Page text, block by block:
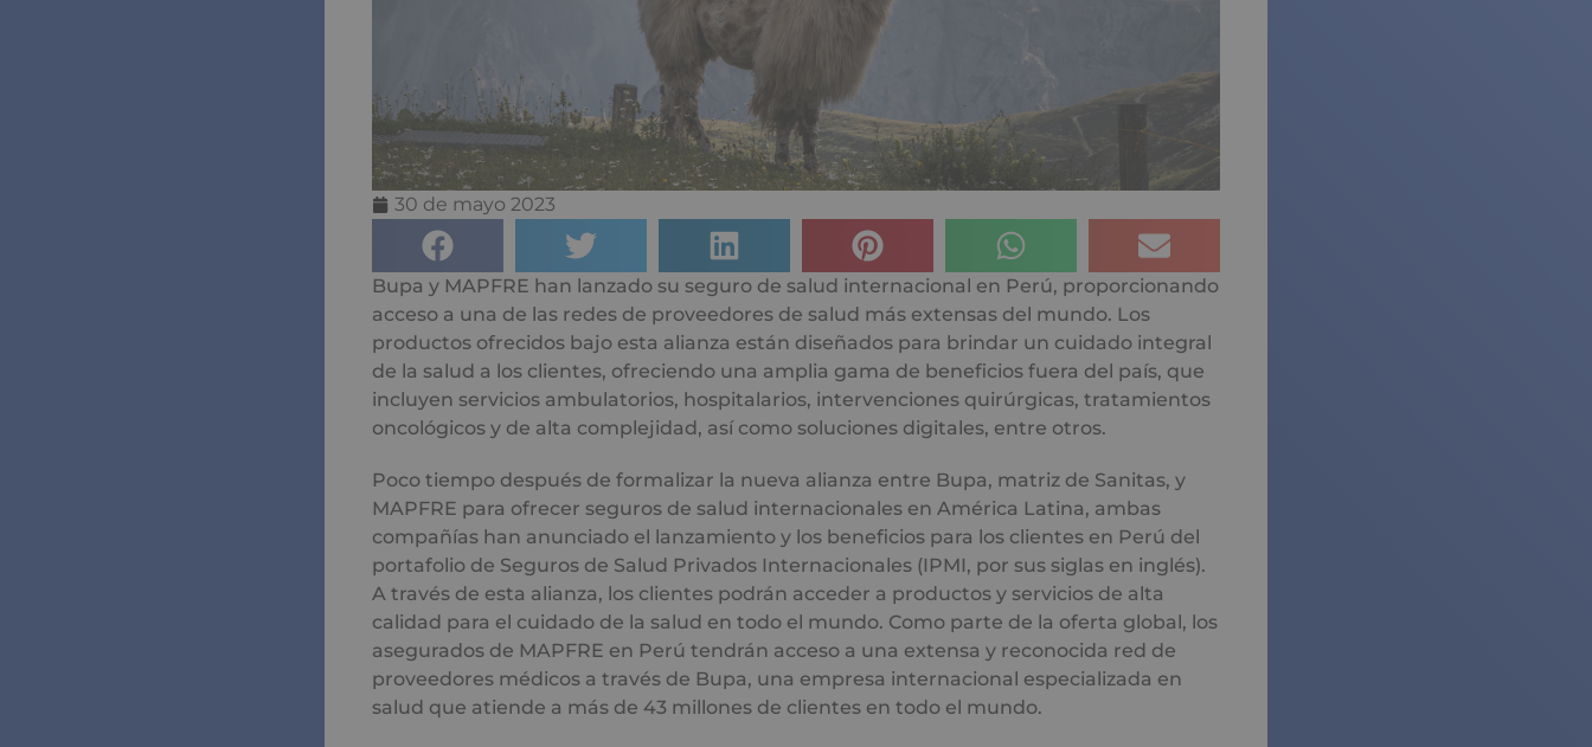
30 de mayo 2023
Bupa y MAPFRE han lanzado su seguro de salud internacional en Perú, proporcionando
acceso a una de las redes de proveedores de salud más extensas del mundo. Los
productos ofrecidos bajo esta alianza están diseñados para brindar un cuidado integral
de la salud a los clientes, ofreciendo una amplia gama de beneficios fuera del país, que
incluyen servicios ambulatorios, hospitalarios, intervenciones quirúrgicas, tratamientos
oncológicos y de alta complejidad, así como soluciones digitales, entre otros.
Poco tiempo después de formalizar la nueva alianza entre Bupa, matriz de Sanitas, y
MAPFRE para ofrecer seguros de salud internacionales en América Latina, ambas
compañías han anunciado el lanzamiento y los beneficios para los clientes en Perú del
portafolio de Seguros de Salud Privados Internacionales (IPMI, por sus siglas en inglés).
A través de esta alianza, los clientes podrán acceder a productos y servicios de alta
calidad para el cuidado de la salud en todo el mundo. Como parte de la oferta global, los
asegurados de MAPFRE en Perú tendrán acceso a una extensa y reconocida red de
proveedores médicos a través de Bupa, una empresa internacional especializada en
salud que atiende a más de 43 millones de clientes en todo el mundo.